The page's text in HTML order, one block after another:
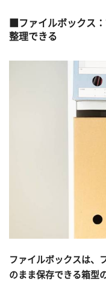
ファイルボックス
整理できる
ファイルボックスは、
のまま保存できる箱型